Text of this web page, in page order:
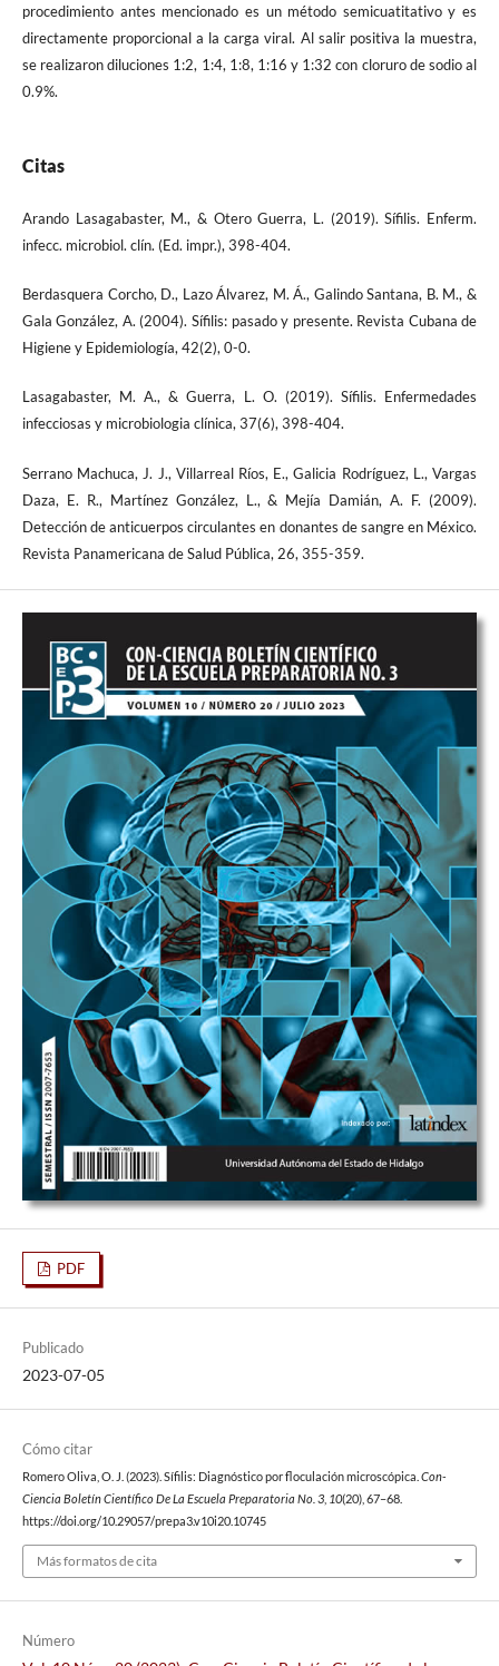
procedimiento antes mencionado es un método semicuatitativo y es
directamente proporcional a la carga viral. Al salir positiva la muestra,
se realizaron diluciones 1:2, 1:4, 1:8, 1:16 y 1:32 con cloruro de sodio al
0.9%.
Citas
Arando Lasagabaster, M., & Otero Guerra, L. (2019). Sífilis. Enferm.
infecc. microbiol. clín. (Ed. impr.), 398-404.
Berdasquera Corcho, D., Lazo Álvarez, M. Á., Galindo Santana, B. M., &
Gala González, A. (2004). Sífilis: pasado y presente. Revista Cubana de
Higiene y Epidemiología, 42(2), 0-0.
Lasagabaster, M. A., & Guerra, L. O. (2019). Sífilis. Enfermedades
infecciosas y microbiologia clínica, 37(6), 398-404.
Serrano Machuca, J. J., Villarreal Ríos, E., Galicia Rodríguez, L., Vargas
Daza, E. R., Martínez González, L., & Mejía Damián, A. F. (2009).
Detección de anticuerpos circulantes en donantes de sangre en México.
Revista Panamericana de Salud Pública, 26, 355-359.
PDF
Publicado
2023-07-05
Cómo citar
Romero Oliva, O. J. (2023). Sífilis: Diagnóstico por floculación microscópica. Con-
Ciencia Boletín Científico De La Escuela Preparatoria No. 3, 10(20), 67–68.
https://doi.org/10.29057/prepa3.v10i20.10745
Más formatos de cita
Número